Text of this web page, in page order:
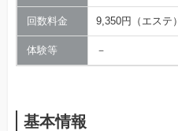
回数料金 9,350円（エステ）
体験等 －
基本情報